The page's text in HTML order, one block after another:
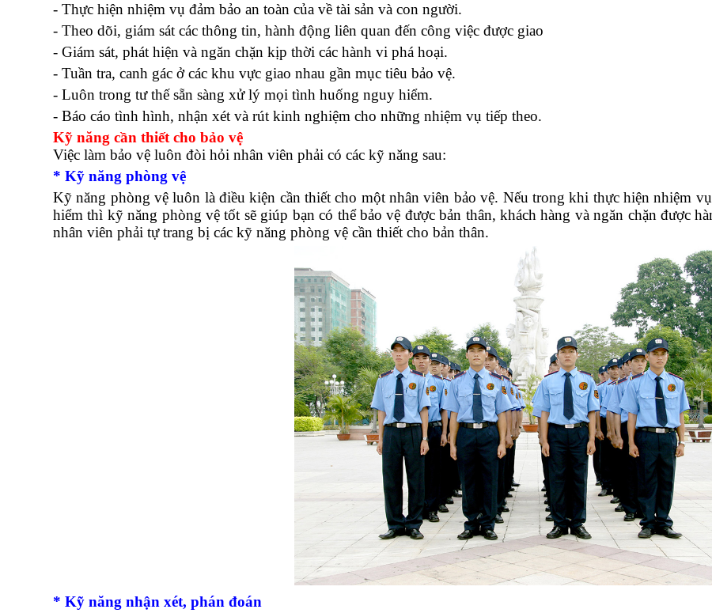
- Thực hiện nhiệm vụ đảm bảo an toàn của về tài sản và con người.
- Theo dõi, giám sát các thông tin, hành động liên quan đến công việc được giao
- Giám sát, phát hiện và ngăn chặn kịp thời các hành vi phá hoại.
- Tuần tra, canh gác ở các khu vực giao nhau gần mục tiêu bảo vệ.
- Luôn trong tư thế sẵn sàng xử lý mọi tình huống nguy hiểm.
- Báo cáo tình hình, nhận xét và rút kinh nghiệm cho những nhiệm vụ tiếp theo.
Kỹ năng cần thiết cho bảo vệ
Việc làm bảo vệ luôn đòi hỏi nhân viên phải có các kỹ năng sau:
* Kỹ năng phòng vệ
Kỹ năng phòng vệ luôn là điều kiện cần thiết cho một nhân viên bảo vệ. Nếu trong khi thực hiện nhiệm
hiểm thì kỹ năng phòng vệ tốt sẽ giúp bạn có thể bảo vệ được bản thân, khách hàng và ngăn chặn được
nhân viên phải tự trang bị các kỹ năng phòng vệ cần thiết cho bản thân.
* Kỹ năng nhận xét, phán đoán